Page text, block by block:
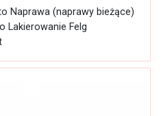
Naprawa (naprawy bieżące)
Lakierowanie Felg